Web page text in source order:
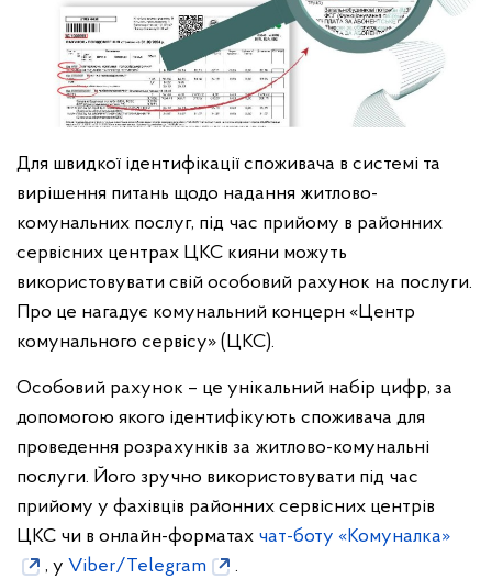
Для швидкої ідентифікації споживача в системі та
вирішення питань щодо надання житлово-
комунальних послуг, під час прийому в районних
сервісних центрах ЦКС кияни можуть
використовувати свій особовий рахунок на послуги.
Про це нагадує комунальний концерн «Центр
комунального сервісу» (ЦКС).
Особовий рахунок – це унікальний набір цифр, за
допомогою якого ідентифікують споживача для
проведення розрахунків за житлово-комунальні
послуги. Його зручно використовувати під час
прийому у фахівців районних сервісних центрів
ЦКС чи в онлайн-форматах чат-боту «Комуналка»
, у Viber/Telegram .